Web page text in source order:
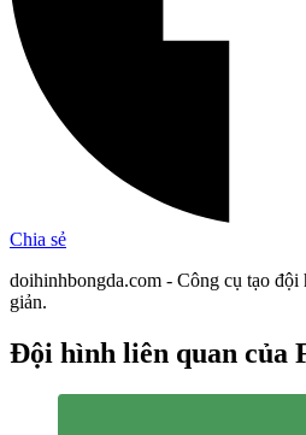
Chia sẻ
doihinhbongda.com - Công cụ tạo đội
giản.
Đội hình liên quan của